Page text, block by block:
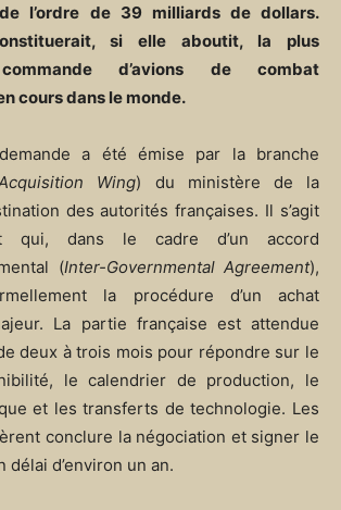
l’ordre de 39 milliards de dollars.
si elle aboutit, la plus
d’avions de combat
cours dans le monde.
a été émise par la branche
Wing) du ministère de la
des autorités françaises. Il s’agit
qui, dans le cadre d’un accord
(Inter-Governmental Agreement),
la procédure d’un achat
La partie française est attendue
deux à trois mois pour répondre sur le
le calendrier de production, le
et les transferts de technologie. Les
conclure la négociation et signer le
délai d’environ un an.